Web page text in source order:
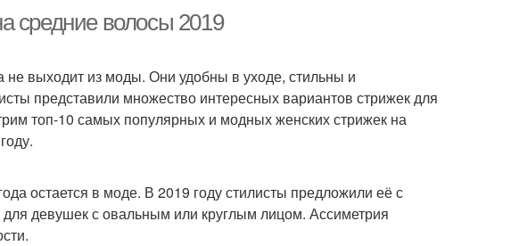
средние волосы 2019
не выходит из моды. Они удобны в уходе, стильны и
представили множество интересных вариантов стрижек для
топ-10 самых популярных и модных женских стрижек на
остается в моде. В 2019 году стилисты предложили её с
девушек с овальным или круглым лицом. Ассиметрия